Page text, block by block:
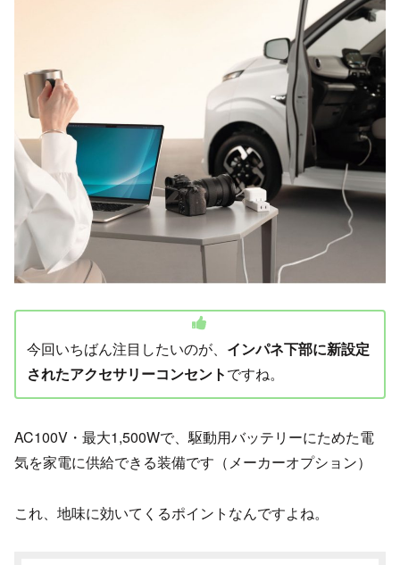
今回いちばん注目したいのが、 インパネ下部に新設定
されたアクセサリーコンセントですね。
AC100V・最大1,500Wで、駆動用バッテリーにためた電
気を家電に供給できる装備です（メーカーオプション）
これ、地味に効いてくるポイントなんですよね。